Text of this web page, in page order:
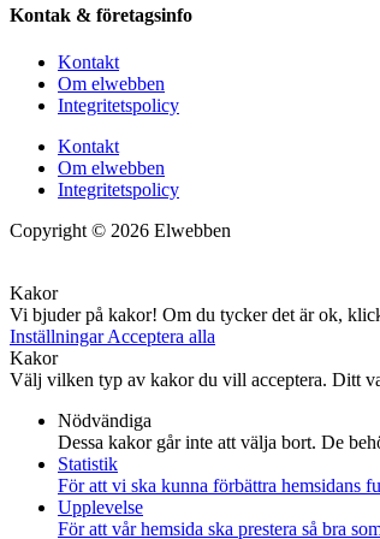
Kontak & företagsinfo
Kontakt
Om elwebben
Integritetspolicy
Kontakt
Om elwebben
Integritetspolicy
Copyright © 2026 Elwebben
Kakor
Vi bjuder på kakor! Om du tycker det är ok,
InställningarAcceptera alla
Kakor
Välj vilken typ av kakor du vill acceptera. Ditt
Nödvändiga
Dessa kakor går inte att välja bort. De
Statistik
För att vi ska kunna förbättra hemsidans
Upplevelse
För att vår hemsida ska prestera så bra